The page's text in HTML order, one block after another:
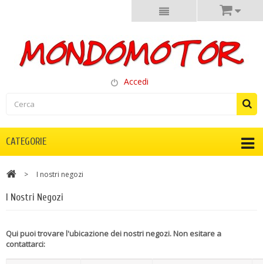
Accedi
CATEGORIE
> I nostri negozi
I Nostri Negozi
Qui puoi trovare l'ubicazione dei nostri negozi. Non esitare a
contattarci: